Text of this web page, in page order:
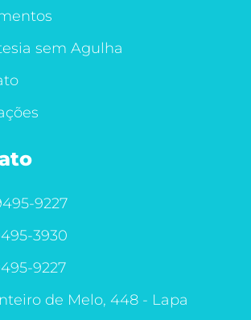
sem Agulha
9227
3930
9227
de Melo, 448 - Lapa